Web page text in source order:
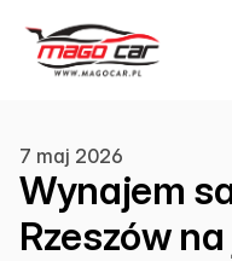
7 maj 2026
Wynajem
Rzeszów